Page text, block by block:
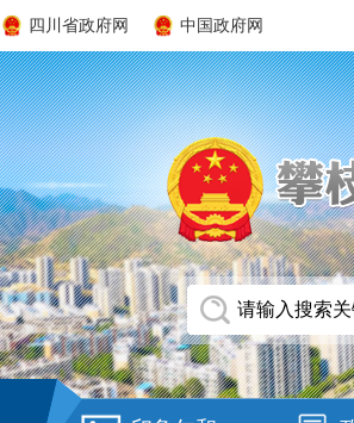
四川省政府网 中国政府网